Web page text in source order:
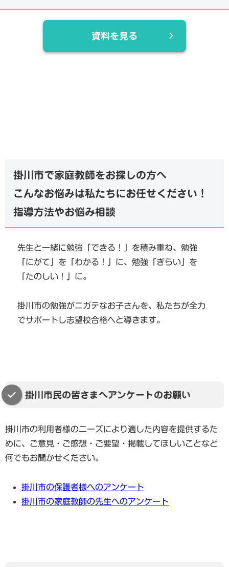
資料を見る
掛川市で家庭教師をお探しの方へ
こんなお悩みは私たちにお任せください！
指導方法やお悩み相談
先生と一緒に勉強「できる！」を積み重ね、勉強
「にがて」を「わかる！」に、勉強「ぎらい」を
「たのしい！」に。
掛川市の勉強がニガテなお子さんを、私たちが全力
でサポートし志望校合格へと導きます。
掛川市民の皆さまへアンケートのお願い
掛川市の利用者様のニーズにより適した内容を提供するた
めに、ご意見・ご感想・ご要望・掲載してほしいことなど
何でもお聞かせください。
掛川市の保護者様へのアンケート
掛川市の家庭教師の先生へのアンケート